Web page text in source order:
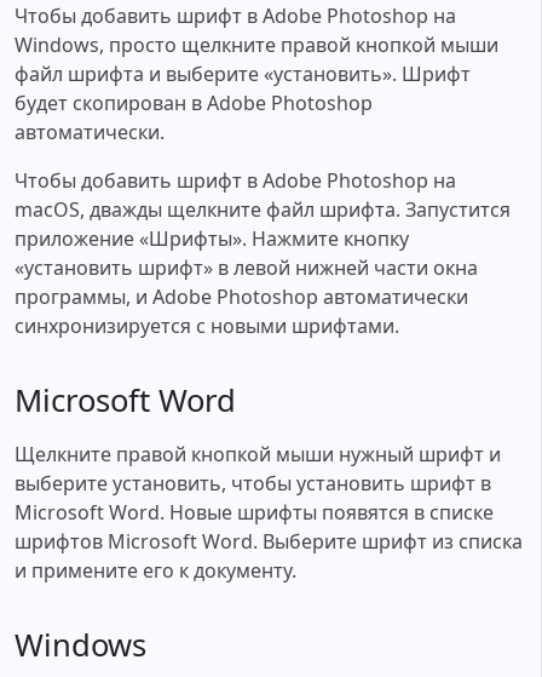
Чтобы добавить шрифт в Adobe Photoshop на
Windows, просто щелкните правой кнопкой мыши
файл шрифта и выберите «установить». Шрифт
будет скопирован в Adobe Photoshop
автоматически.
Чтобы добавить шрифт в Adobe Photoshop на
macOS, дважды щелкните файл шрифта. Запустится
приложение «Шрифты». Нажмите кнопку
«установить шрифт» в левой нижней части окна
программы, и Adobe Photoshop автоматически
синхронизируется с новыми шрифтами.
Microsoft Word
Щелкните правой кнопкой мыши нужный шрифт и
выберите установить, чтобы установить шрифт в
Microsoft Word. Новые шрифты появятся в списке
шрифтов Microsoft Word. Выберите шрифт из списка
и примените его к документу.
Windows